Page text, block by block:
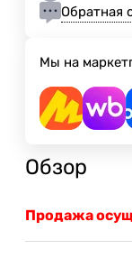
Обратная
Мы на
Обзор
Продажа